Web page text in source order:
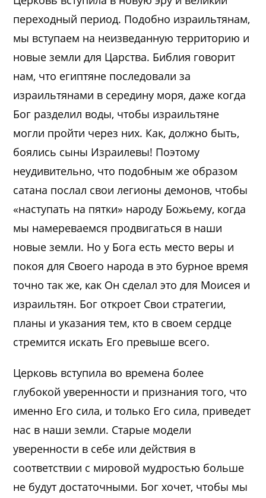
переходный период. Подобно израильтянам,
мы вступаем на неизведанную территорию и
новые земли для Царства. Библия говорит
нам, что египтяне последовали за
израильтянами в середину моря, даже когда
Бог разделил воды, чтобы израильтяне
могли пройти через них. Как, должно быть,
боялись сыны Израилевы! Поэтому
неудивительно, что подобным же образом
сатана послал свои легионы демонов, чтобы
«наступать на пятки» народу Божьему, когда
мы намереваемся продвигаться в наши
новые земли. Но у Бога есть место веры и
покоя для Своего народа в это бурное время
точно так же, как Он сделал это для Моисея и
израильтян. Бог откроет Свои стратегии,
планы и указания тем, кто в своем сердце
стремится искать Его превыше всего.
Церковь вступила во времена более
глубокой уверенности и признания того, что
именно Его сила, и только Его сила, приведет
нас в наши земли. Старые модели
уверенности в себе или действия в
соответствии с мировой мудростью больше
не будут достаточными. Бог хочет, чтобы мы